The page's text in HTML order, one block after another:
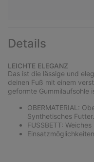
Details
LEICHTE ELEGANZ
Das ist die lässige und
deinen Fuß mit einem
geformte Gummilaufsohle
OBERMATERIAL:
Synthetisches Futter.
FUSSBETT: